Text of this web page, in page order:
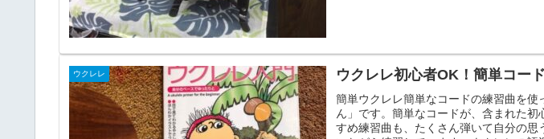
ウクレレ ウクレレ初心者OK！簡単コー
簡単ウクレレ簡単なコードの練習曲を使
ん」です。簡単なコードが、含まれた
すめ練習曲も、たくさん弾いて自分の思